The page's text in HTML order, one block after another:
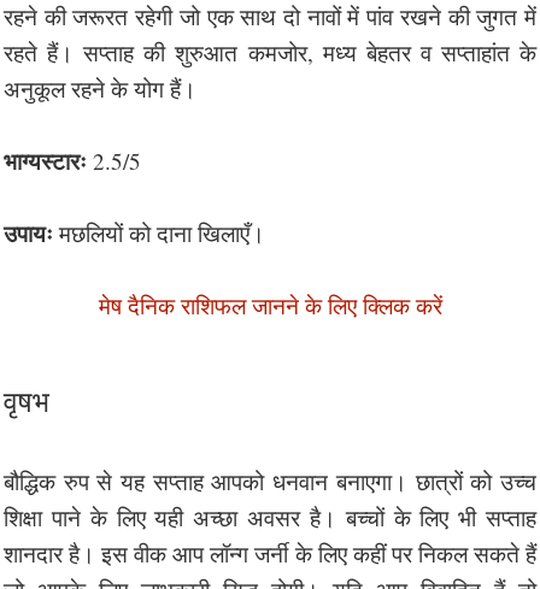
रहने की जरूरत रहेगी जो एक साथ दो नावों में पांव रखने की जुगत में
रहते हैं। सप्ताह की शुरुआत कमजोर, मध्य बेहतर व सप्ताहांत के
अनुकूल रहने के योग हैं।
भाग्यस्टारः 2.5/5
उपायः मछलियों को दाना खिलाएँ।
मेष दैनिक राशिफल जानने के लिए क्लिक करें
वृषभ
बौद्धिक रुप से यह सप्ताह आपको धनवान बनाएगा। छात्रों को उच्च
शिक्षा पाने के लिए यही अच्छा अवसर है। बच्चों के लिए भी सप्ताह
शानदार है। इस वीक आप लॉन्ग जर्नी के लिए कहीं पर निकल सकते हैं